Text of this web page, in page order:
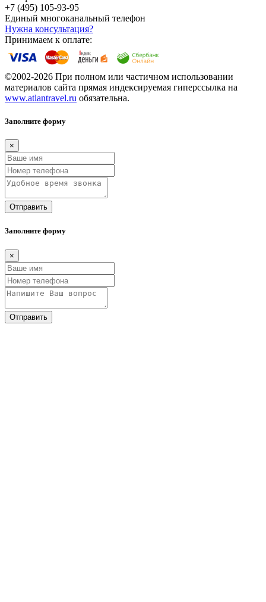
+7 (495) 105-93-95
Единый многоканальный телефон
Нужна консультация?
Принимаем к оплате:
©2002-2026 При полном или частичном использовании
материалов сайта прямая индексируемая гиперссылка на
www.atlantravel.ru обязательна.
Заполните форму
×
Отправить
Заполните форму
×
Отправить